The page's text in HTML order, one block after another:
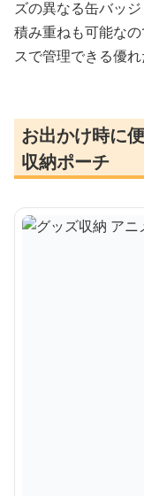
ズの異なる缶バッ
積み重ねも可能な
スで管理できる優れ
お出かけ時に
収納ポーチ